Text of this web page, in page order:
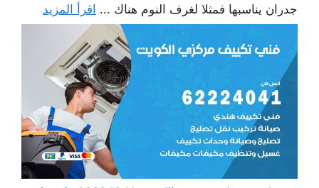
جدران يناسبها فمثلا لغرف النوم هناك ... اقرأ المزيد